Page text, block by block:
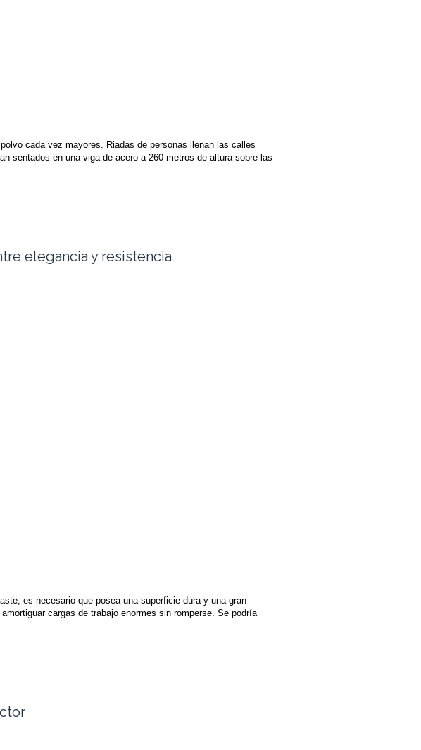
cada vez mayores. Riadas de personas llenan las calles
sentados en una viga de acero a 260 metros de altura sobre las
elegancia y resistencia
es necesario que posea una superficie dura y una gran
cargas de trabajo enormes sin romperse. Se podría